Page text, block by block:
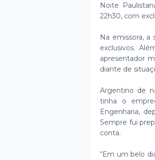
Noite
22h30, com
Na emissora,
exclusivos.
apresentador
diante de
Argentino de
tinha o
Engenharia,
Sempre fui
conta.
“Em um belo